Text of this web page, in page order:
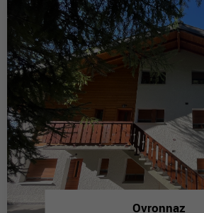
Ovronnaz